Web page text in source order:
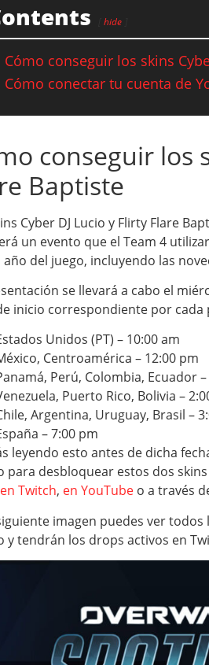
hide
Cómo conseguir los skins
Cómo conectar tu cuenta de
conseguir los
Baptiste
Cyber DJ Lucio y Flirty Flare
un evento que el Team 4
año del juego, incluyendo las
se llevará a cabo el
inicio correspondiente por
Unidos (PT) – 10:00 am
Centroamérica – 12:00 pm
Perú, Colombia, Ecuador
Puerto Rico, Bolivia –
Argentina, Uruguay, Brasil –
– 7:00 pm
leyendo esto antes de dicha
para desbloquear estos dos
en Twitch, en YouTube o a través
imagen puedes ver
y tendrán los drops activos en